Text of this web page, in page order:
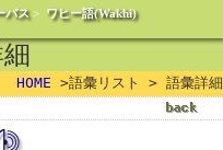
パス> ワヒー語(Wakhi)
HOME >語彙リスト > 語彙詳細